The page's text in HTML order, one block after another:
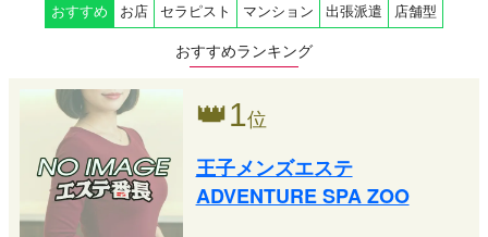
おすすめ お店 セラピスト マンション 出張派遣 店舗型
おすすめランキング
👑1位
王子メンズエステ
ADVENTURE SPA ZOO